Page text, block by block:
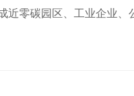
近零碳园区、工业企业、